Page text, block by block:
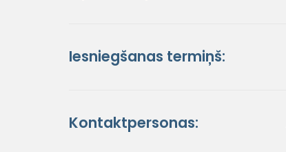
Iesniegšanas termiņš:
Kontaktpersonas: